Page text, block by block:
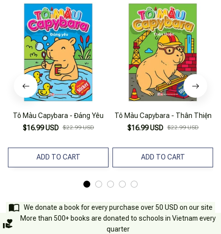
Tô Màu Capybara - Đáng Yêu
$16.99 USD $22.99 USD
ADD TO CART
Tô Màu Capybara - Thân Thiện
$16.99 USD $22.99 USD
ADD TO CART
We donate a book for every purchase over 50 USD on our site
More than 500+ books are donated to schools in Vietnam every
quarter